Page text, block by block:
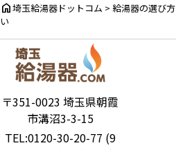
home埼玉給湯器ドットコム > 給湯器の選び方
い
〒351-0023 埼玉県朝霞
市溝沼3-3-15
TEL:0120-30-20-77 (9